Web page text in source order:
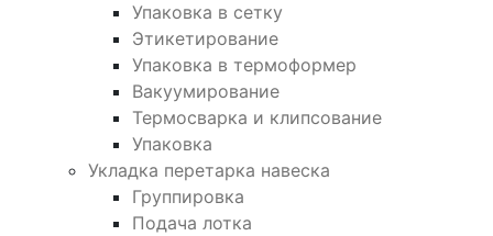
Упаковка в сетку
Этикетирование
Упаковка в термоформер
Вакуумирование
Термосварка и клипсование
Упаковка
Укладка перетарка навеска
Группировка
Подача лотка